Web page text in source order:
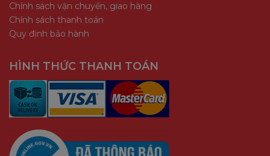
Chính sách vận chuyển, giao hàng
Chính sách thanh toán
Quy định bảo hành
HÌNH THỨC THANH TOÁN